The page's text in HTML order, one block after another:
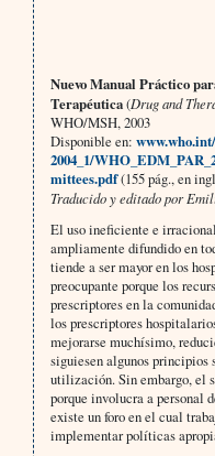
Nuevo Manual Práctico
Terapéutica(Drug and
WHO/MSH, 2003
Disponible en:
2004_1/
mittees.pdf(155 pág., en
Traducido y editado por
El uso ineficiente e
ampliamente difundido en
tiende a ser mayor en los
preocupante porque los
prescriptores en la
los prescriptores
mejorarse muchísimo,
siguiesen algunos
utilización. Sin embargo, el
porque involucra a personal
existe un foro en el cual
implementar políticas